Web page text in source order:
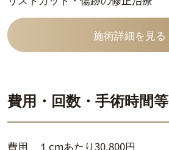
施術詳細を見る
費用・回数・手術時間等
費用 １cmあたり30,800円